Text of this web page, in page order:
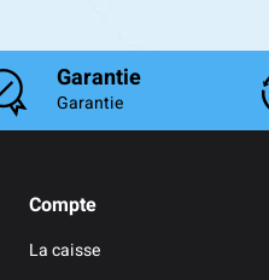
Garantie
Garantie
Compte
La caisse